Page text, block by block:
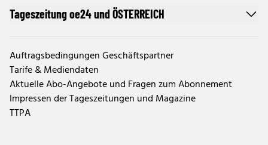
Tageszeitung oe24 und ÖSTERREICH
Auftragsbedingungen Geschäftspartner
Tarife & Mediendaten
Aktuelle Abo-Angebote und Fragen zum Abonnement
Impressen der Tageszeitungen und Magazine
TTPA